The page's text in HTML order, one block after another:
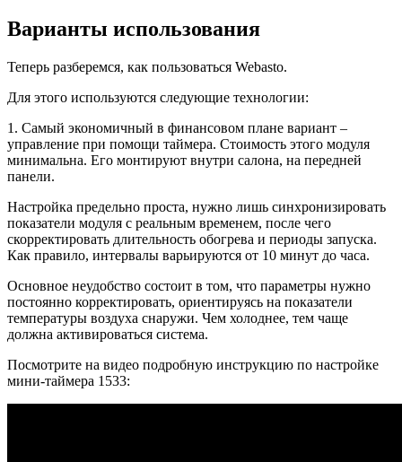
Варианты использования
Теперь разберемся, как пользоваться Webasto.
Для этого используются следующие технологии:
1. Самый экономичный в финансовом плане вариант –
управление при помощи таймера. Стоимость этого модуля
минимальна. Его монтируют внутри салона, на передней
панели.
Настройка предельно проста, нужно лишь синхронизировать
показатели модуля с реальным временем, после чего
скорректировать длительность обогрева и периоды запуска.
Как правило, интервалы варьируются от 10 минут до часа.
Основное неудобство состоит в том, что параметры нужно
постоянно корректировать, ориентируясь на показатели
температуры воздуха снаружи. Чем холоднее, тем чаще
должна активироваться система.
Посмотрите на видео подробную инструкцию по настройке
мини-таймера 1533: